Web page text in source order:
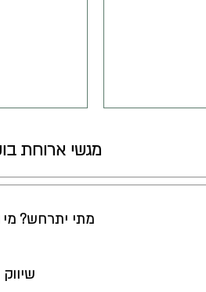
מגשי ארוחת
מתי יתרחש?